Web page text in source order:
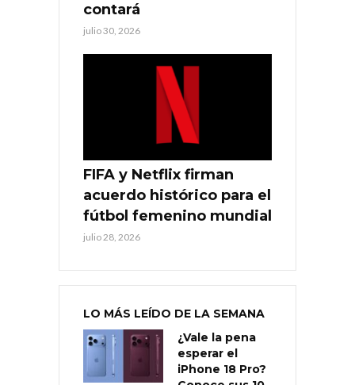
contará
julio 30, 2026
FIFA y Netflix firman
acuerdo histórico para el
fútbol femenino mundial
julio 28, 2026
LO MÁS LEÍDO DE LA SEMANA
¿Vale la pena
esperar el
iPhone 18 Pro?